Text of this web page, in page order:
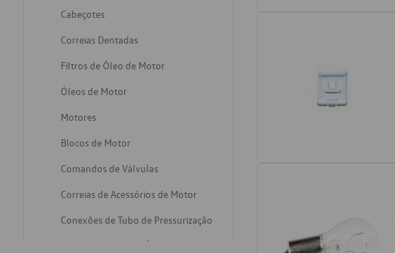
Cabeçotes
Correias Dentadas
Filtros de Óleo de Motor
Óleos de Motor
Motores
Blocos de Motor
Comandos de Válvulas
Correias de Acessórios de Motor
Conexões de Tubo de Pressurização
Varetas de Nivel de Óleo